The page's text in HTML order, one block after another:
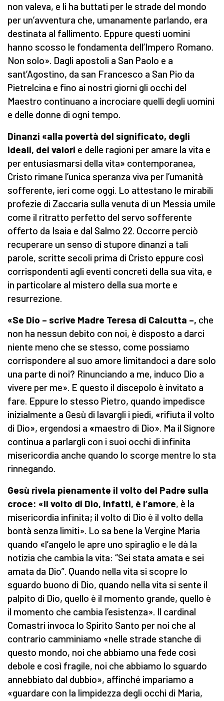
non valeva, e li ha buttati per le strade del mondo
per un’avventura che, umanamente parlando, era
destinata al fallimento. Eppure questi uomini
hanno scosso le fondamenta dell’Impero Romano.
Non solo». Dagli apostoli a San Paolo e a
sant’Agostino, da san Francesco a San Pio da
Pietrelcina e fino ai nostri giorni gli occhi del
Maestro continuano a incrociare quelli degli uomini
e delle donne di ogni tempo.
Dinanzi «alla povertà del significato, degli
ideali, dei valori e delle ragioni per amare la vita e
per entusiasmarsi della vita» contemporanea,
Cristo rimane l’unica speranza viva per l’umanità
sofferente, ieri come oggi. Lo attestano le mirabili
profezie di Zaccaria sulla venuta di un Messia umile
come il ritratto perfetto del servo sofferente
offerto da Isaia e dal Salmo 22. Occorre perciò
recuperare un senso di stupore dinanzi a tali
parole, scritte secoli prima di Cristo eppure così
corrispondenti agli eventi concreti della sua vita, e
in particolare al mistero della sua morte e
resurrezione.
«Se Dio – scrive Madre Teresa di Calcutta –, che
non ha nessun debito con noi, è disposto a darci
niente meno che se stesso, come possiamo
corrispondere al suo amore limitandoci a dare solo
una parte di noi? Rinunciando a me, induco Dio a
vivere per me». E questo il discepolo è invitato a
fare. Eppure lo stesso Pietro, quando impedisce
inizialmente a Gesù di lavargli i piedi, «rifiuta il volto
di Dio», ergendosi a «maestro di Dio». Ma il Signore
continua a parlargli con i suoi occhi di infinita
misericordia anche quando lo scorge mentre lo sta
rinnegando.
Gesù rivela pienamente il volto del Padre sulla
croce: «Il volto di Dio, infatti, è l’amore, è la
misericordia infinita; il volto di Dio è il volto della
bontà senza limiti». Lo sa bene la Vergine Maria
quando «l’angelo le apre uno spiraglio e le dà la
notizia che cambia la vita: “Sei stata amata e sei
amata da Dio”. Quando nella vita si scopre lo
sguardo buono di Dio, quando nella vita si sente il
palpito di Dio, quello è il momento grande, quello è
il momento che cambia l’esistenza». Il cardinal
Comastri invoca lo Spirito Santo per noi che al
contrario camminiamo «nelle strade stanche di
questo mondo, noi che abbiamo una fede così
debole e così fragile, noi che abbiamo lo sguardo
annebbiato dal dubbio», affinché impariamo a
«guardare con la limpidezza degli occhi di Maria,